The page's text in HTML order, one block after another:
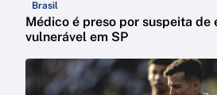
Brasil
Médico é preso por suspeita de
vulnerável em SP